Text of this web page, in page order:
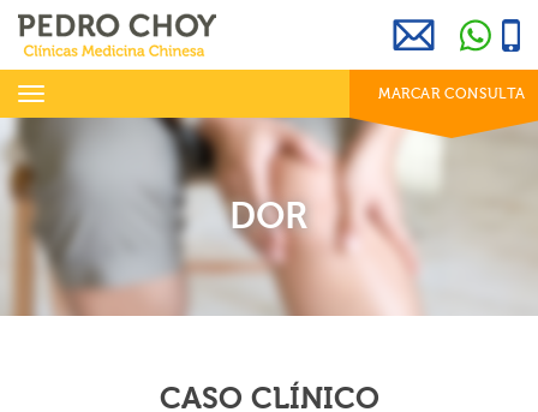
info@clinicaspedrochoy.com 969 800 001
dias úteis das 8h às 20h
Toggle
MARCAR CONSULTA
DOR
CASO CLÍNICO